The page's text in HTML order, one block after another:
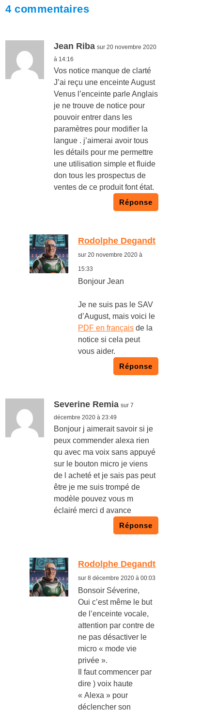
4 commentaires
Jean Riba sur 20 novembre 2020
à 14:16
Vos notice manque de clarté
J’ai reçu une enceinte August
Venus l’enceinte parle Anglais
je ne trouve de notice pour
pouvoir entrer dans les
paramètres pour modifier la
langue . j’aimerai avoir tous
les détails pour me permettre
une utilisation simple et fluide
don tous les prospectus de
ventes de ce produit font état.
Réponse
Rodolphe Degandt
sur 20 novembre 2020 à
15:33
Bonjour Jean
Je ne suis pas le SAV
d’August, mais voici le
PDF en français de la
notice si cela peut
vous aider.
Réponse
Severine Remia sur 7
décembre 2020 à 23:49
Bonjour j aimerait savoir si je
peux commender alexa rien
qu avec ma voix sans appuyé
sur le bouton micro je viens
de l acheté et je sais pas peut
être je me suis trompé de
modèle pouvez vous m
éclairé merci d avance
Réponse
Rodolphe Degandt
sur 8 décembre 2020 à 00:03
Bonsoir Séverine,
Oui c’est même le but
de l’enceinte vocale,
attention par contre de
ne pas désactiver le
micro « mode vie
privée ».
Il faut commencer par
dire ) voix haute
« Alexa » pour
déclencher son